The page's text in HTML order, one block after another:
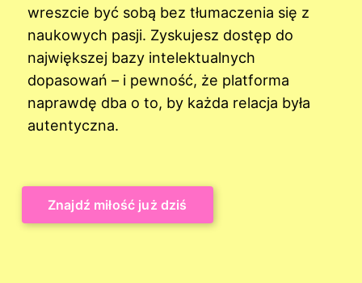
wreszcie być sobą bez tłumaczenia się z
naukowych pasji. Zyskujesz dostęp do
największej bazy intelektualnych
dopasowań – i pewność, że platforma
naprawdę dba o to, by każda relacja była
autentyczna.
Znajdź miłość już dziś